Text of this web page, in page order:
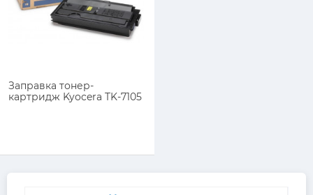
Заправка тонер-
картридж Kyocera TK-7105